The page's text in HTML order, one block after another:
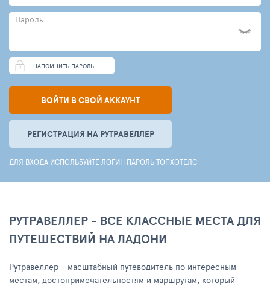
Пароль
НАПОМНИТЬ ПАРОЛЬ
ВОЙТИ В СВОЙ АККАУНТ
РЕГИСТРАЦИЯ НА РУТРАВЕЛЛЕР
ДЛЯ ВХОДА ИСПОЛЬЗУЙТЕ ЛОГИН ПАРОЛЬ ТОПХОТЕЛС
РУТРАВЕЛЛЕР - ВСЕ КЛАССНЫЕ МЕСТА ДЛЯ
ПУТЕШЕСТВИЙ НА ЛАДОНИ
Рутравеллер - масштабный путеводитель по интересным
местам, достопримечательностям и маршрутам, который